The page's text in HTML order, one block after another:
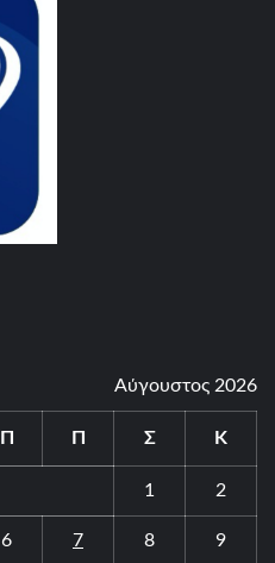
Αύγουστος 2026
Π Π Σ Κ
1 2
6 7 8 9